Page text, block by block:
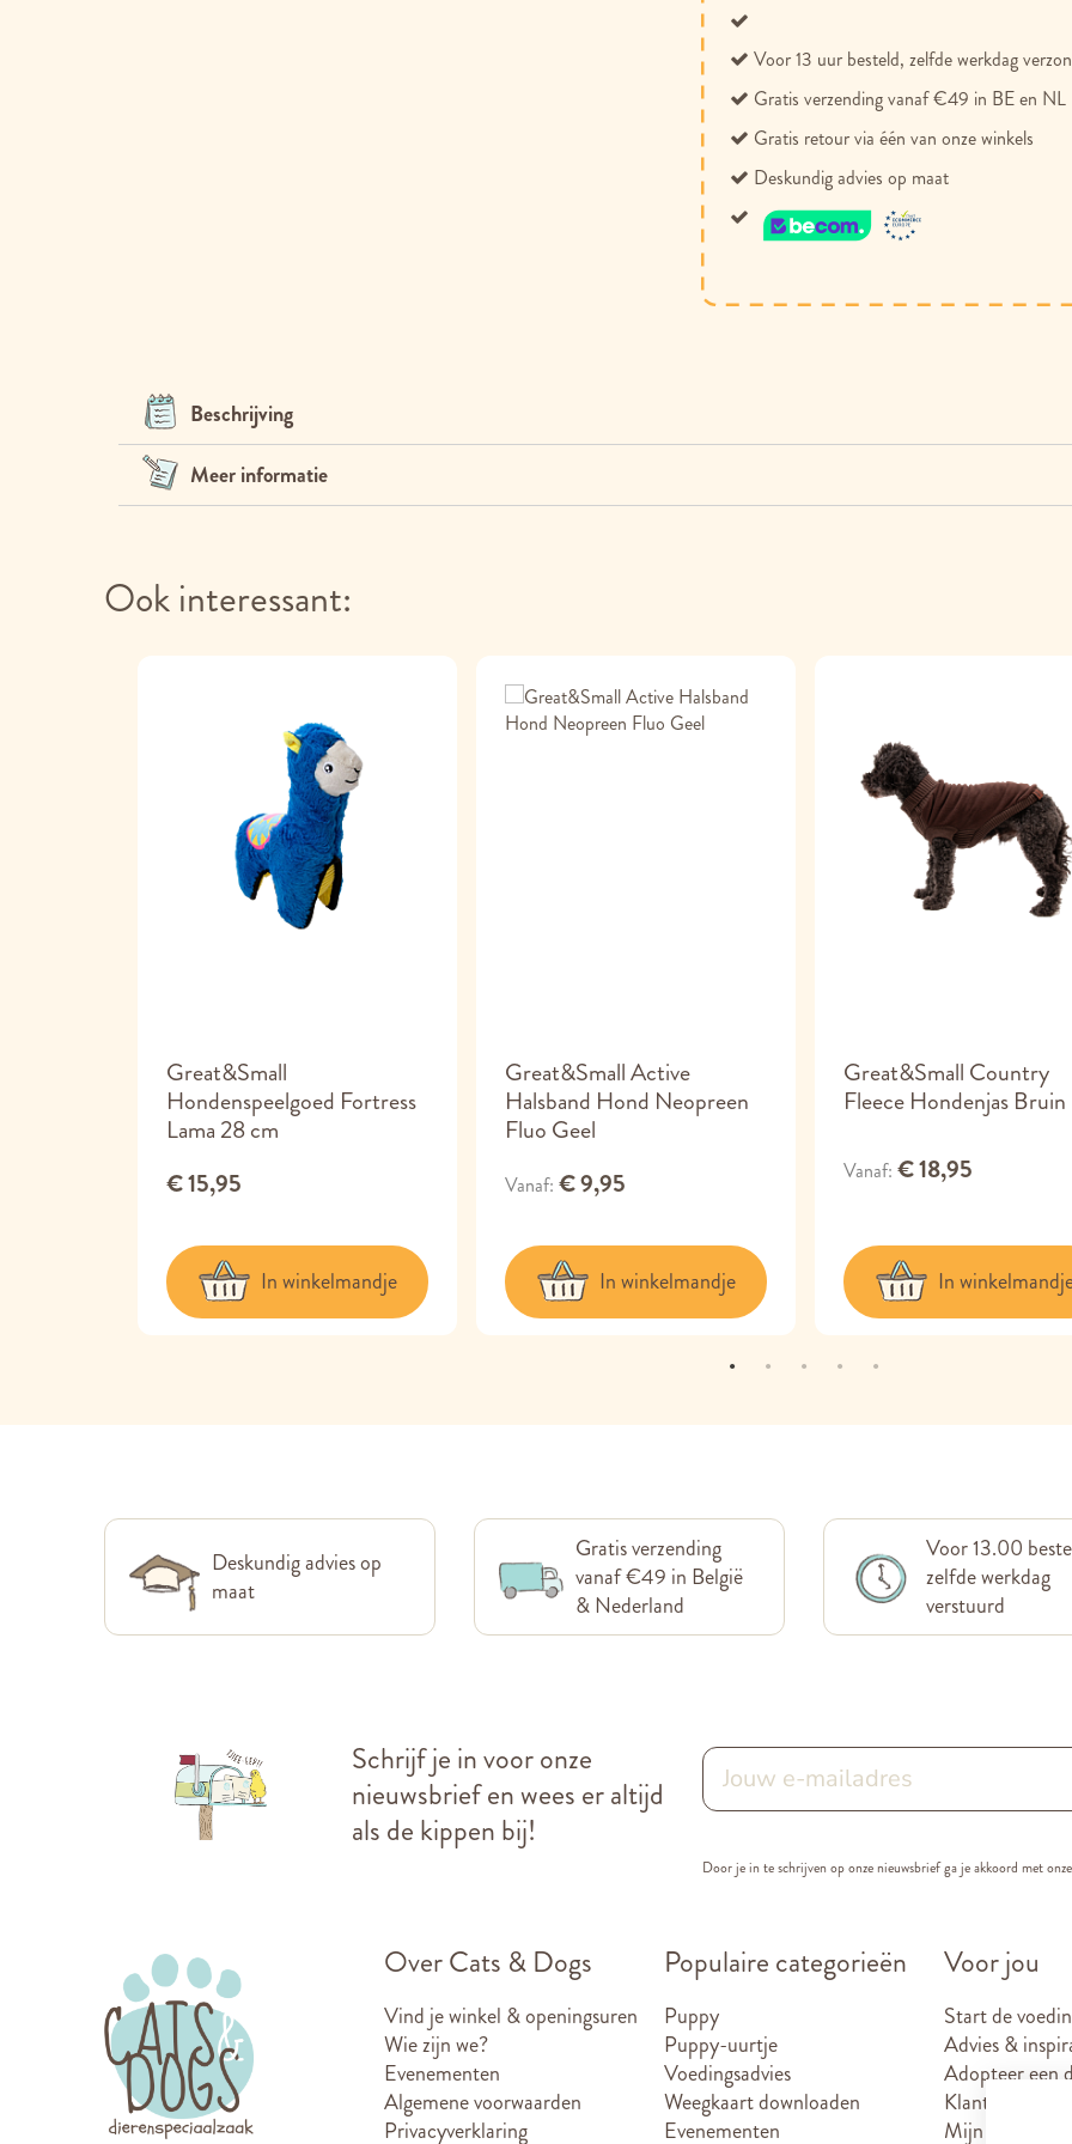
Voor 13 uur besteld, zelfde werkdag
Gratis verzending vanaf €49 in BE en NL
Gratis retour via één van onze winkels
Deskundig advies op maat
Beschrijving
Meer informatie
Ook interessant:
Great&Small
Hondenspeelgoed Fortress
Lama 28 cm
€ 15,95
In winkelmandje
Great&Small Active
Halsband Hond Neopreen
Fluo Geel
Vanaf € 9,95
In winkelmandje
Great&Small Country
Fleece Hondenjas Bruin
Vanaf € 18,95
In
Deskundig advies op
maat
Gratis verzending
vanaf €49 in België
& Nederland
Voor 13.00
zelfde werkdag
verstuurd
Schrijf je in voor onze
nieuwsbrief en wees er altijd
als de kippen bij!
Door je in te schrijven op onze nieuwsbrief ga je akkoord met onze
Over Cats & Dogs
Vind je winkel & openingsuren
Wie zijn we?
Evenementen
Algemene voorwaarden
Privacyverklaring
Populaire categorieën
Puppy
Puppy-uurtje
Voedingsadvies
Weegkaart downloaden
Evenementen
Voor jou
Start de
Advies &
Adopteer een
Klantenkaart
Mijn account